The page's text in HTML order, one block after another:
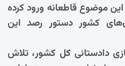
موضوع قاطعانه ورود کرده
کشور دستور رصد این
دادستانی کل کشور، تلاش